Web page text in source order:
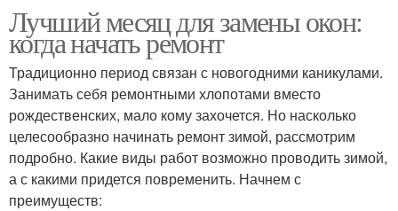
Лучший месяц для замены окон:
когда начать ремонт
Традиционно период связан с новогодними каникулами.
Занимать себя ремонтными хлопотами вместо
рождественских, мало кому захочется. Но насколько
целесообразно начинать ремонт зимой, рассмотрим
подробно. Какие виды работ возможно проводить зимой,
а с какими придется повременить. Начнем с
преимуществ: